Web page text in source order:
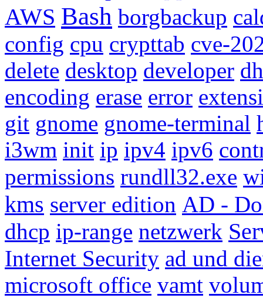
AWS Bash borgbackup
config cpu crypttab cve-
delete desktop developer
encoding erase error
git gnome gnome-terminal
i3wm init ip ipv4 ipv6
permissions rundll32.exe
kms server edition AD -
dhcp ip-range netzwerk
Internet Security ad und
microsoft office vamt